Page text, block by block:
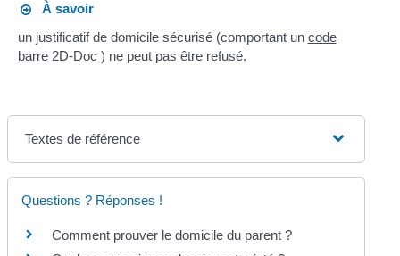
À savoir
un justificatif de domicile sécurisé (comportant un code
barre 2D-Doc ) ne peut pas être refusé.
Textes de référence
Questions ? Réponses !
Comment prouver le domicile du parent ?